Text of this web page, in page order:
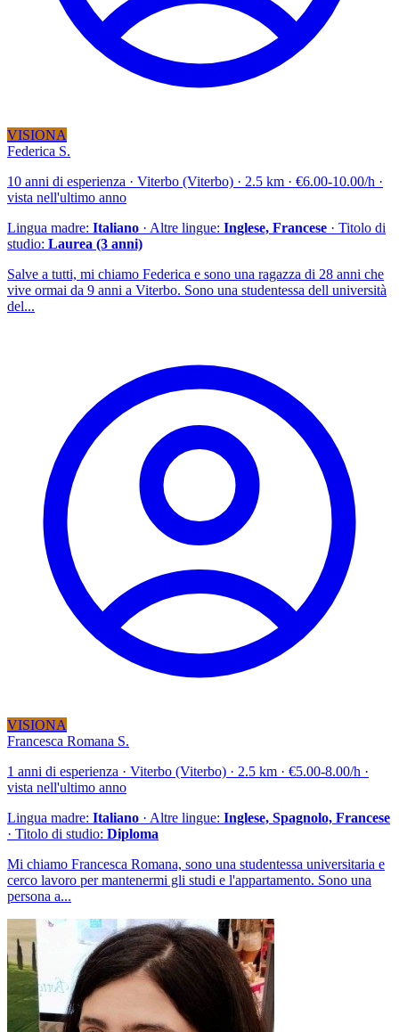
VISIONA
Federica S.
10 anni di esperienza · Viterbo (Viterbo) · 2.5 km · €6.00-10.00/h ·
vista nell'ultimo anno
Lingua madre: Italiano · Altre lingue: Inglese, Francese · Titolo di
studio: Laurea (3 anni)
Salve a tutti, mi chiamo Federica e sono una ragazza di 28 anni che
vive ormai da 9 anni a Viterbo. Sono una studentessa dell università
del...
VISIONA
Francesca Romana S.
1 anni di esperienza · Viterbo (Viterbo) · 2.5 km · €5.00-8.00/h ·
vista nell'ultimo anno
Lingua madre: Italiano · Altre lingue: Inglese, Spagnolo, Francese
· Titolo di studio: Diploma
Mi chiamo Francesca Romana, sono una studentessa universitaria e
cerco lavoro per mantenermi gli studi e l'appartamento. Sono una
persona a...